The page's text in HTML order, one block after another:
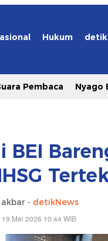
Hukum
Pembaca Nyago
BEI
- detikNews
Mei 2026 10:44 WIB